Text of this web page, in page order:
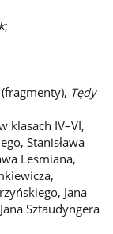
;
Tędy
klasach IV–VI,
Stanisława
Leśmiana,
Jana
Sztaudyngera